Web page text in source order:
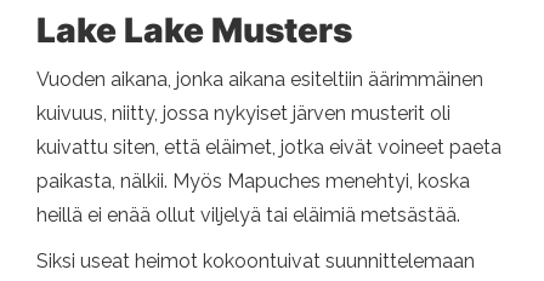
Lake Lake Musters
Vuoden aikana, jonka aikana esiteltiin äärimmäinen
kuivuus, niitty, jossa nykyiset järven musterit oli
kuivattu siten, että eläimet, jotka eivät voineet paeta
paikasta, nälkii. Myös Mapuches menehtyi, koska
heillä ei enää ollut viljelyä tai eläimiä metsästää.
Siksi useat heimot kokoontuivat suunnittelemaan